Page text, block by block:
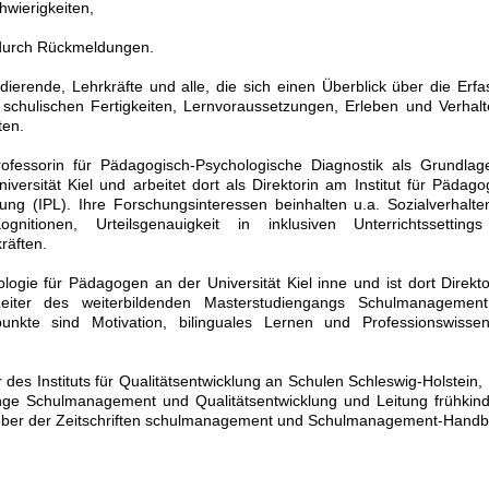
Rückmeldungen.
Lehrkräfte und alle, die sich einen Überblick über die
Fertigkeiten, Lernvoraussetzungen, Erleben und
für Pädagogisch-Psychologische Diagnostik als
Kiel und arbeitet dort als Direktorin am Institut für
(IPL). Ihre Forschungsinteressen beinhalten u.a.
Urteilsgenauigkeit in inklusiven
für Pädagogen an der Universität Kiel inne und ist dort
des weiterbildenden Masterstudiengangs
sind Motivation, bilinguales Lernen und
Instituts für Qualitätsentwicklung an Schulen Schleswig-Holstein,
Schulmanagement und Qualitätsentwicklung und Leitung
der Zeitschriften schulmanagement und Schulmanagement-